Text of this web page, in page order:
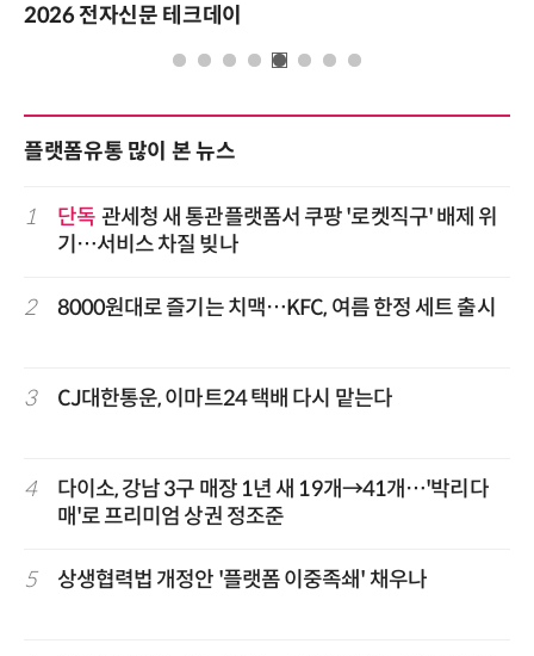
2026 전자신문 테크데이
플랫폼유통 많이 본 뉴스
1 단독 관세청 새 통관플랫폼서 쿠팡 '로켓직구' 배제 위
기…서비스 차질 빚나
2 8000원대로 즐기는 치맥…KFC, 여름 한정 세트 출시
3 CJ대한통운, 이마트24 택배 다시 맡는다
4
다이소, 강남 3구 매장 1년 새 19개→41개…'박리다
매'로 프리미엄 상권 정조준
5 상생협력법 개정안 '플랫폼 이중족쇄' 채우나